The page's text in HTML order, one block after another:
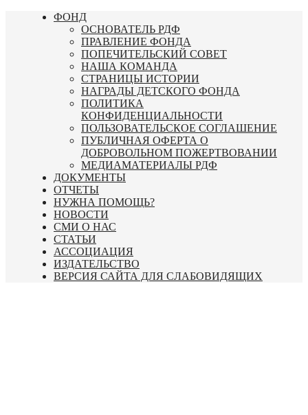
Перейти
ФОНД
ОСНОВАТЕЛЬ РДФ
ПРАВЛЕНИЕ ФОНДА
ПОПЕЧИТЕЛЬСКИЙ СОВЕТ
НАША КОМАНДА
СТРАНИЦЫ ИСТОРИИ
НАГРАДЫ ДЕТСКОГО ФОНДА
ПОЛИТИКА
КОНФИДЕНЦИАЛЬНОСТИ
ПОЛЬЗОВАТЕЛЬСКОЕ СОГЛАШЕНИЕ
ПУБЛИЧНАЯ ОФЕРТА О
ДОБРОВОЛЬНОМ ПОЖЕРТВОВАНИИ
МЕДИАМАТЕРИАЛЫ РДФ
ДОКУМЕНТЫ
ОТЧЕТЫ
НУЖНА ПОМОЩЬ?
НОВОСТИ
СМИ О НАС
СТАТЬИ
АССОЦИАЦИЯ
ИЗДАТЕЛЬСТВО
ВЕРСИЯ САЙТА ДЛЯ СЛАБОВИДЯЩИХ